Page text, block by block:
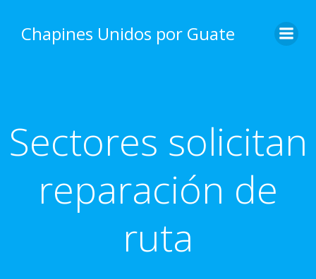
content
Chapines Unidos por Guate
Sectores solicitan
reparación de
ruta